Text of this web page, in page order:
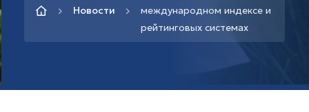
Новости
международном индексе и
рейтинговых системах